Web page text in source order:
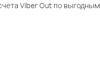
Viber Out по выгодным